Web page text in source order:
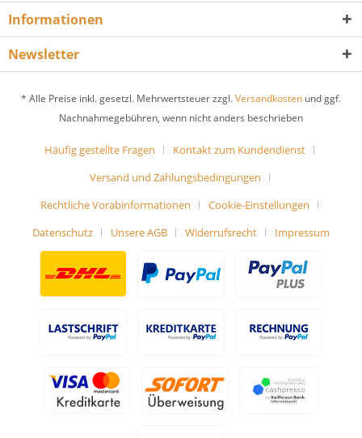
Informationen
Newsletter
* Alle Preise inkl. gesetzl. Mehrwertsteuer zzgl.Versandkosten und ggf.
Nachnahmegebühren, wenn nicht anders beschrieben
Häufig gestellte Fragen
Kontakt zum Kundendienst
Versand und Zahlungsbedingungen
Rechtliche Vorabinformationen
Cookie-Einstellungen
Datenschutz
Unsere AGB Widerrufsrecht Impressum